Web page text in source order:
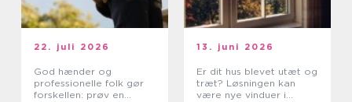
22. juli 2026
God hænder og
professionelle folk gør
forskellen: prøv en
13. juni 2026
Er dit hus blevet utæt og
træt? Løsningen kan
være nye vinduer i